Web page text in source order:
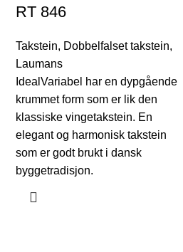
RT 846
Takstein, Dobbelfalset takstein,
Laumans
IdealVariabel har en dypgående
krummet form som er lik den
klassiske vingetakstein. En
elegant og harmonisk takstein
som er godt brukt i dansk
byggetradisjon.